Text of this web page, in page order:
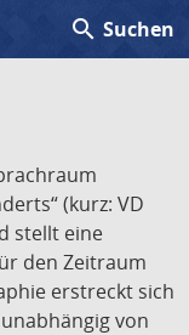
search Suchen
(kurz: VD
stellt eine
den Zeitraum
erstreckt sich
von